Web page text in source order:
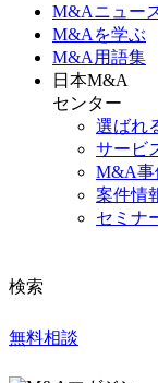
M&Aニュー
M&Aを学ぶ
M&A 用語集
日本M&A
センター
選ばれ
サービ
M&A事
案件情
セミナ
検索
無料相談